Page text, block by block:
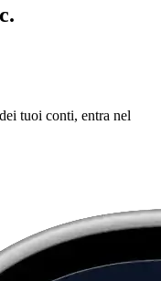
tuoi conti, entra nel